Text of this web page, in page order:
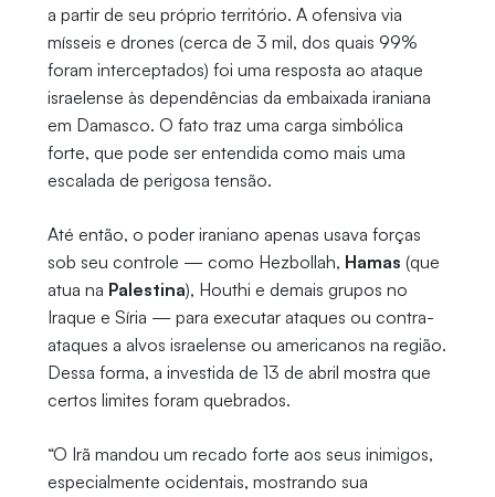
a partir de seu próprio território. A ofensiva via
mísseis e drones (cerca de 3 mil, dos quais 99%
foram interceptados) foi uma resposta ao ataque
israelense às dependências da embaixada iraniana
em Damasco. O fato traz uma carga simbólica
forte, que pode ser entendida como mais uma
escalada de perigosa tensão.
Até então, o poder iraniano apenas usava forças
sob seu controle — como Hezbollah, Hamas (que
atua na Palestina), Houthi e demais grupos no
Iraque e Síria — para executar ataques ou contra-
ataques a alvos israelense ou americanos na região.
Dessa forma, a investida de 13 de abril mostra que
certos limites foram quebrados.
“O Irã mandou um recado forte aos seus inimigos,
especialmente ocidentais, mostrando sua